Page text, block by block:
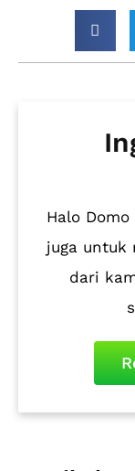
Halo Domo
juga untuk
dari